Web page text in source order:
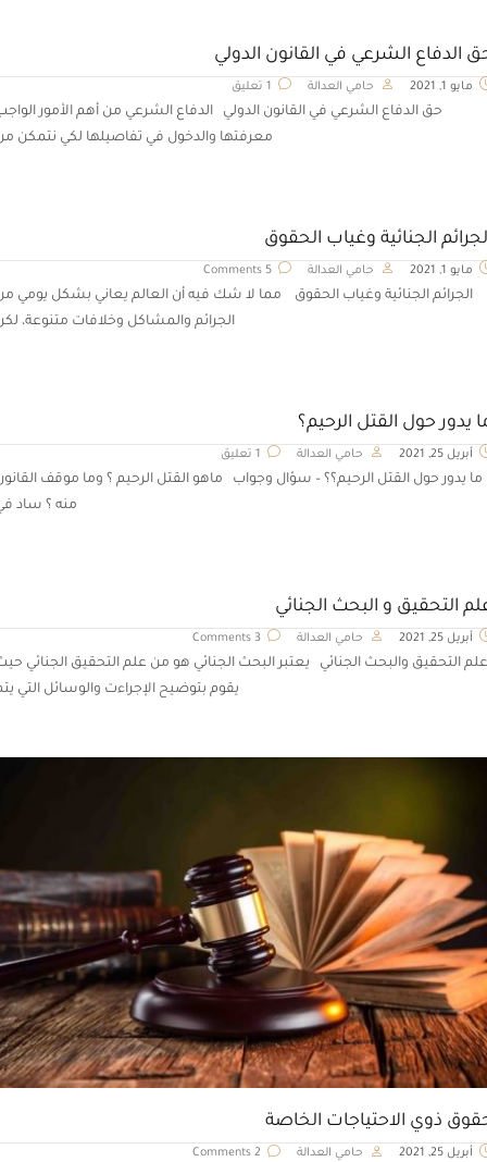
الدفاع الشرعي في القانون الدولي
مايو 1, 2021 حامي العدالة 1 تعليق
حق الدفاع الشرعي في القانون الدولي الدفاع الشرعي من أهم الأمور
معرفتها والدخول في تفاصيلها لكي نتمكن
الجنائية وغياب الحقوق
مايو 1, 2021 حامي العدالة 5 Comments
الجرائم الجنائية وغياب الحقوق مما لا شك فيه أن العالم يعاني بشكل يومي
الجرائم والمشاكل وخلافات متنوعة،
يدور حول القتل الرحيم؟
أبريل 25, 2021 حامي العدالة 1 تعليق
ما يدور حول القتل الرحيم؟؟ – سؤال وجواب ماهو القتل الرحيم ؟ وما موقف
منه ؟ ساد
التحقيق و البحث الجنائي
أبريل 25, 2021 حامي العدالة 3 Comments
علم التحقيق والبحث الجنائي يعتبر البحث الجنائي هو من علم التحقيق الجنائي
يقوم بتوضيح الإجراءت والوسائل التي
ذوي الاحتياجات الخاصة
أبريل 25, 2021 حامي العدالة 2 Comments